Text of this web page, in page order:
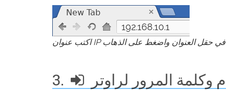
192.168.10.1
اكتب عنوان IP في حقل العنوان واضغط على الذهاب
3.